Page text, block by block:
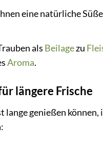
eine natürliche
als Beilagezu
Aroma.
längere Frische
lange genießen können,